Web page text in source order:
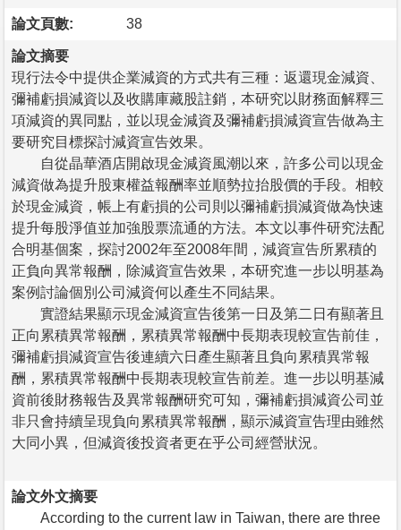
論文頁數: 38
論文摘要
現行法令中提供企業減資的方式共有三種：返還現金減資、
彌補虧損減資以及收購庫藏股註銷，本研究以財務面解釋三
項減資的異同點，並以現金減資及彌補虧損減資宣告做為主
要研究目標探討減資宣告效果。
自從晶華酒店開啟現金減資風潮以來，許多公司以現金
減資做為提升股東權益報酬率並順勢拉抬股價的手段。相較
於現金減資，帳上有虧損的公司則以彌補虧損減資做為快速
提升每股淨值並加強股票流通的方法。本文以事件研究法配
合明基個案，探討2002年至2008年間，減資宣告所累積的
正負向異常報酬，除減資宣告效果，本研究進一步以明基為
案例討論個別公司減資何以產生不同結果。
實證結果顯示現金減資宣告後第一日及第二日有顯著且
正向累積異常報酬，累積異常報酬中長期表現較宣告前佳，
彌補虧損減資宣告後連續六日產生顯著且負向累積異常報
酬，累積異常報酬中長期表現較宣告前差。進一步以明基減
資前後財務報告及異常報酬研究可知，彌補虧損減資公司並
非只會持續呈現負向累積異常報酬，顯示減資宣告理由雖然
大同小異，但減資後投資者更在乎公司經營狀況。
論文外文摘要
According to the current law in Taiwan, there are three